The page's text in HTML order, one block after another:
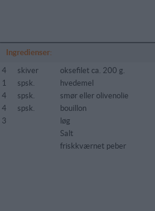
Ingredienser:
4
skiver
oksefilet ca. 200 g.
1
spsk.
hvedemel
4
spsk.
smør eller olivenolie
4
spsk.
bouillon
3
løg
Salt
friskkværnet peber